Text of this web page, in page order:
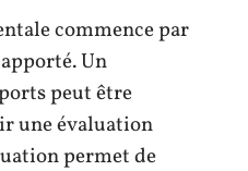
commence par
Un
peut être
une évaluation
permet de